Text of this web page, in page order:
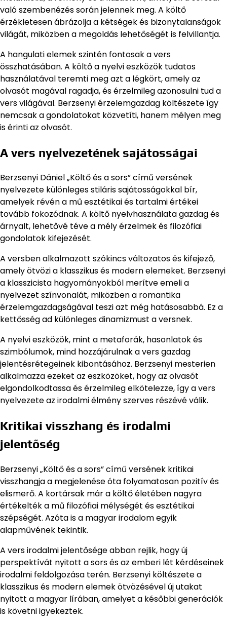
való szembenézés során jelennek meg. A költő
érzékletesen ábrázolja a kétségek és bizonytalanságok
világát, miközben a megoldás lehetőségét is felvillantja.
A hangulati elemek szintén fontosak a vers
összhatásában. A költő a nyelvi eszközök tudatos
használatával teremti meg azt a légkört, amely az
olvasót magával ragadja, és érzelmileg azonosulni tud a
vers világával. Berzsenyi érzelemgazdag költészete így
nemcsak a gondolatokat közvetíti, hanem mélyen meg
is érinti az olvasót.
A vers nyelvezetének sajátosságai
Berzsenyi Dániel „Költő és a sors” című versének
nyelvezete különleges stiláris sajátosságokkal bír,
amelyek révén a mű esztétikai és tartalmi értékei
tovább fokozódnak. A költő nyelvhasználata gazdag és
árnyalt, lehetővé téve a mély érzelmek és filozófiai
gondolatok kifejezését.
A versben alkalmazott szókincs változatos és kifejező,
amely ötvözi a klasszikus és modern elemeket. Berzsenyi
a klasszicista hagyományokból merítve emeli a
nyelvezet színvonalát, miközben a romantika
érzelemgazdagságával teszi azt még hatásosabbá. Ez a
kettősség ad különleges dinamizmust a versnek.
A nyelvi eszközök, mint a metaforák, hasonlatok és
szimbólumok, mind hozzájárulnak a vers gazdag
jelentésrétegeinek kibontásához. Berzsenyi mesterien
alkalmazza ezeket az eszközöket, hogy az olvasót
elgondolkodtassa és érzelmileg elkötelezze, így a vers
nyelvezete az irodalmi élmény szerves részévé válik.
Kritikai visszhang és irodalmi
jelentőség
Berzsenyi „Költő és a sors” című versének kritikai
visszhangja a megjelenése óta folyamatosan pozitív és
elismerő. A kortársak már a költő életében nagyra
értékelték a mű filozófiai mélységét és esztétikai
szépségét. Azóta is a magyar irodalom egyik
alapművének tekintik.
A vers irodalmi jelentősége abban rejlik, hogy új
perspektívát nyitott a sors és az emberi lét kérdéseinek
irodalmi feldolgozása terén. Berzsenyi költészete a
klasszikus és modern elemek ötvözésével új utakat
nyitott a magyar lírában, amelyet a későbbi generációk
is követni igyekeztek.